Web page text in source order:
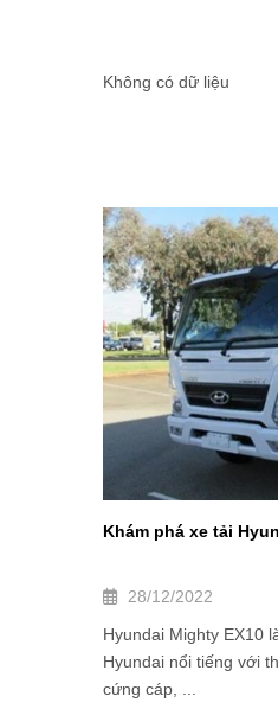
Không có dữ liệu
Khám phá xe tải
28/12/2022
Hyundai Mighty EX10
Hyundai nổi tiếng với
cứng cáp, ...